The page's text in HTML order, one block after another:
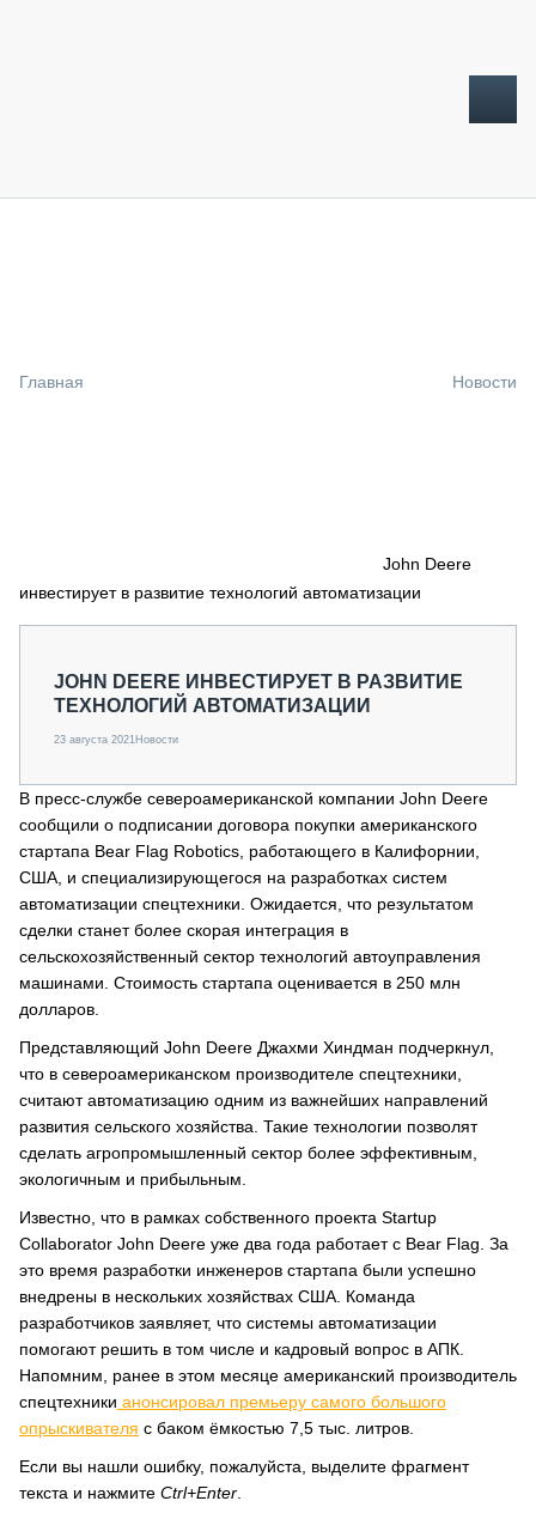
СПЕЦПРОЕКТЫ
О ПРОЕКТЕ
Главная Новости
John Deere
инвестирует в развитие технологий автоматизации
JOHN DEERE ИНВЕСТИРУЕТ В РАЗВИТИЕ
ТЕХНОЛОГИЙ АВТОМАТИЗАЦИИ
23 августа 2021Новости
В пресс-службе североамериканской компании John Deere
сообщили о подписании договора покупки американского
стартапа Bear Flag Robotics, работающего в Калифорнии,
США, и специализирующегося на разработках систем
автоматизации спецтехники. Ожидается, что результатом
сделки станет более скорая интеграция в
сельскохозяйственный сектор технологий автоуправления
машинами. Стоимость стартапа оценивается в 250 млн
долларов.
Представляющий John Deere Джахми Хиндман подчеркнул,
что в североамериканском производителе спецтехники,
считают автоматизацию одним из важнейших направлений
развития сельского хозяйства. Такие технологии позволят
сделать агропромышленный сектор более эффективным,
экологичным и прибыльным.
Известно, что в рамках собственного проекта Startup
Collaborator John Deere уже два года работает с Bear Flag. За
это время разработки инженеров стартапа были успешно
внедрены в нескольких хозяйствах США. Команда
разработчиков заявляет, что системы автоматизации
помогают решить в том числе и кадровый вопрос в АПК.
Напомним, ранее в этом месяце американский производитель
спецтехники анонсировал премьеру самого большого
опрыскивателя с баком ёмкостью 7,5 тыс. литров.
Если вы нашли ошибку, пожалуйста, выделите фрагмент
текста и нажмите Ctrl+Enter